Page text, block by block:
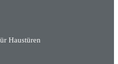
Haustüren